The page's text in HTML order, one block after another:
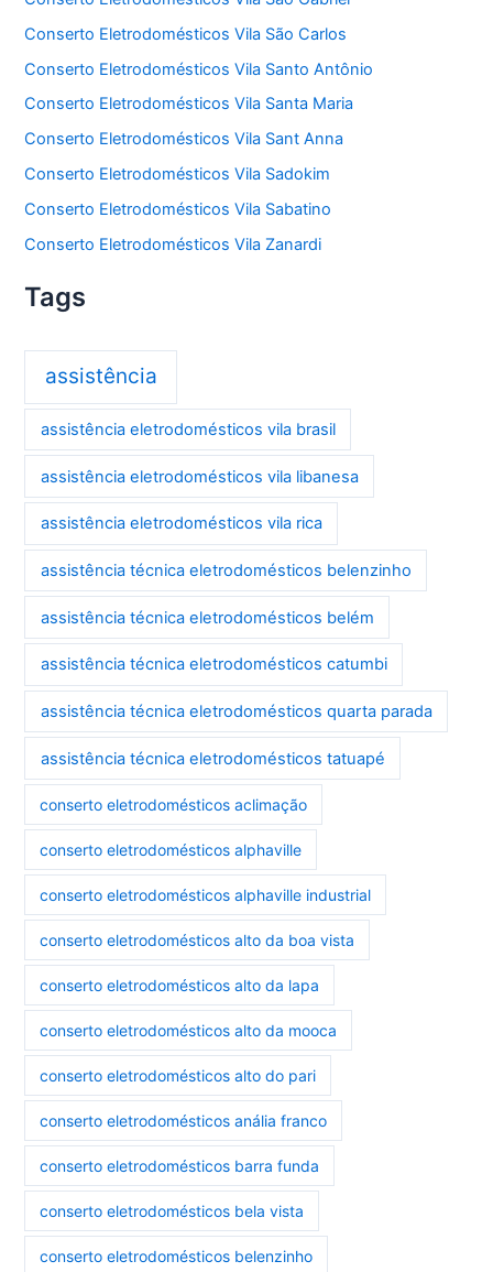
Conserto Eletrodomésticos Vila São Carlos
Conserto Eletrodomésticos Vila Santo Antônio
Conserto Eletrodomésticos Vila Santa Maria
Conserto Eletrodomésticos Vila Sant Anna
Conserto Eletrodomésticos Vila Sadokim
Conserto Eletrodomésticos Vila Sabatino
Conserto Eletrodomésticos Vila Zanardi
Tags
assistência
assistência eletrodomésticos vila brasil
assistência eletrodomésticos vila libanesa
assistência eletrodomésticos vila rica
assistência técnica eletrodomésticos belenzinho
assistência técnica eletrodomésticos belém
assistência técnica eletrodomésticos catumbi
assistência técnica eletrodomésticos quarta parada
assistência técnica eletrodomésticos tatuapé
conserto eletrodomésticos aclimação
conserto eletrodomésticos alphaville
conserto eletrodomésticos alphaville industrial
conserto eletrodomésticos alto da boa vista
conserto eletrodomésticos alto da lapa
conserto eletrodomésticos alto da mooca
conserto eletrodomésticos alto do pari
conserto eletrodomésticos anália franco
conserto eletrodomésticos barra funda
conserto eletrodomésticos bela vista
conserto eletrodomésticos belenzinho